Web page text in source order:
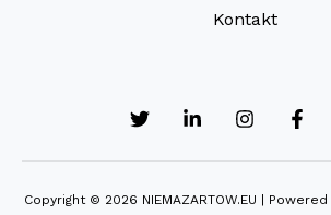
Kontakt
Copyright © 2026 NIEMAZARTOW.EU | Powered